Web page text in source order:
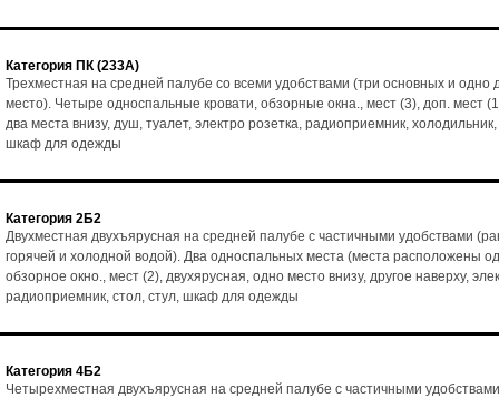
Категория ПК (233А)
Трехместная на средней палубе со всеми удобствами (три основных и одно
место). Четыре односпальные кровати, обзорные окна., мест (3), доп. мест
два места внизу, душ, туалет, электро розетка, радиоприемник, холодильник,
шкаф для одежды
Категория 2Б2
Двухместная двухъярусная на средней палубе с частичными удобствами
горячей и холодной водой). Два односпальных места (места расположены
обзорное окно., мест (2), двухярусная, одно место внизу, другое наверху,
радиоприемник, стол, стул, шкаф для одежды
Категория 4Б2
Четырехместная двухъярусная на средней палубе с частичными